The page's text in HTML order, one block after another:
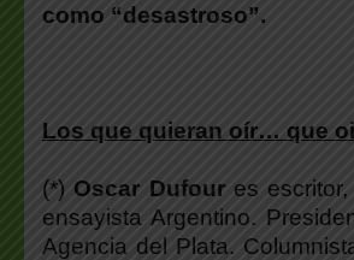
como “desastroso”.
Los que quieran oír… que
(*) Oscar Dufour es
ensayista Argentino.
Agencia del Plata.